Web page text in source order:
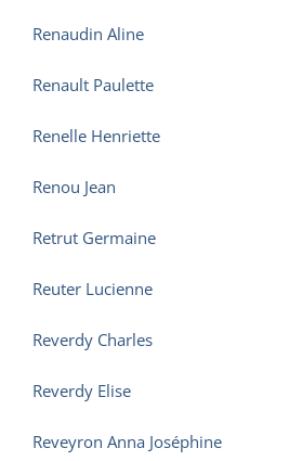
Renaudin Aline
Renault Paulette
Renelle Henriette
Renou Jean
Retrut Germaine
Reuter Lucienne
Reverdy Charles
Reverdy Elise
Reveyron Anna Joséphine